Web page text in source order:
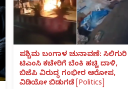
ಪಶ್ಚಿಮ ಬಂಗಾಳ ಚುನಾವಣೆ: ಸಿಲಿಗುರಿ
ಟಿಎಂಸಿ ಕಚೇರಿಗೆ ಬೆಂಕಿ ಹಚ್ಚಿ ದಾಳಿ,
ಬಿಜೆಪಿ ವಿರುದ್ಧ ಗಂಭೀರ ಆರೋಪ,
ವಿಡಿಯೋ ಬಿಡುಗಡೆ [Politics]